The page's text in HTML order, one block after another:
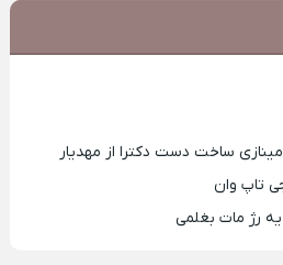
ساخت دست دکترا از مهدیار
تاپ وان
رژ مات بغلمی